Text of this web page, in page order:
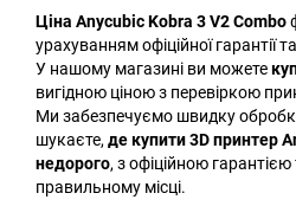
Ціна Anycubic Kobra 3 V2 Combo
урахуванням офіційної гарантії
У нашому магазині ви можете
вигідною ціною з перевіркою
Ми забезпечуємо швидку
шукаєте, де купити 3D принтер
недорого, з офіційною
правильному місці.